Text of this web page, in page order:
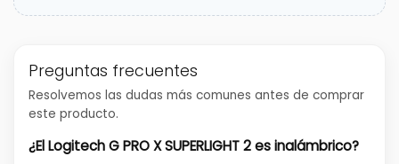
Preguntas frecuentes
Resolvemos las dudas más comunes antes de comprar
este producto.
¿El Logitech G PRO X SUPERLIGHT 2 es inalámbrico?